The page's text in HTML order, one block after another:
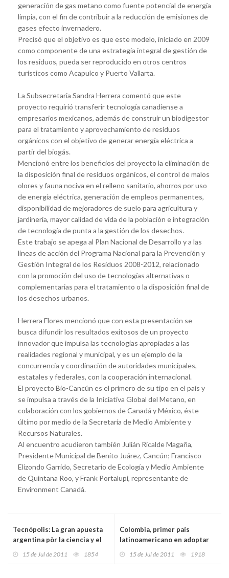
generación de gas metano como fuente potencial de energía
limpia, con el fin de contribuir a la reducción de emisiones de
gases efecto invernadero.
Precisó que el objetivo es que este modelo, iniciado en 2009
como componente de una estrategia integral de gestión de
los residuos, pueda ser reproducido en otros centros
turísticos como Acapulco y Puerto Vallarta.
La Subsecretaria Sandra Herrera comentó que este
proyecto requirió transferir tecnología canadiense a
empresarios mexicanos, además de construir un biodigestor
para el tratamiento y aprovechamiento de residuos
orgánicos con el objetivo de generar energía eléctrica a
partir del biogás.
Mencionó entre los beneficios del proyecto la eliminación de
la disposición final de residuos orgánicos, el control de malos
olores y fauna nociva en el relleno sanitario, ahorros por uso
de energía eléctrica, generación de empleos permanentes,
disponibilidad de mejoradores de suelo para agricultura y
jardinería, mayor calidad de vida de la población e integración
de tecnología de punta a la gestión de los desechos.
Este trabajo se apega al Plan Nacional de Desarrollo y a las
líneas de acción del Programa Nacional para la Prevención y
Gestión Integral de los Residuos 2008-2012, relacionado
con la promoción del uso de tecnologías alternativas o
complementarias para el tratamiento o la disposición final de
los desechos urbanos.
Herrera Flores mencionó que con esta presentación se
busca difundir los resultados exitosos de un proyecto
innovador que impulsa las tecnologías apropiadas a las
realidades regional y municipal, y es un ejemplo de la
concurrencia y coordinación de autoridades municipales,
estatales y federales, con la cooperación internacional.
El proyecto Bio-Cancún es el primero de su tipo en el país y
se impulsa a través de la Iniciativa Global del Metano, en
colaboración con los gobiernos de Canadá y México, éste
último por medio de la Secretaría de Medio Ambiente y
Recursos Naturales.
Al encuentro acudieron también Julián Ricalde Magaña,
Presidente Municipal de Benito Juárez, Cancún; Francisco
Elizondo Garrido, Secretario de Ecología y Medio Ambiente
de Quintana Roo, y Frank Portalupi, representante de
Environment Canadá.
Tecnópolis: La gran apuesta
argentina pòr la ciencia y el
15 de Jul de 2011 1854
Colombia, primer país
latinoamericano en adoptar
15 de Jul de 2011 1918